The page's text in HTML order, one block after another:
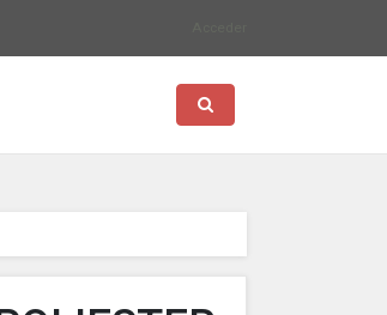
Toggle search